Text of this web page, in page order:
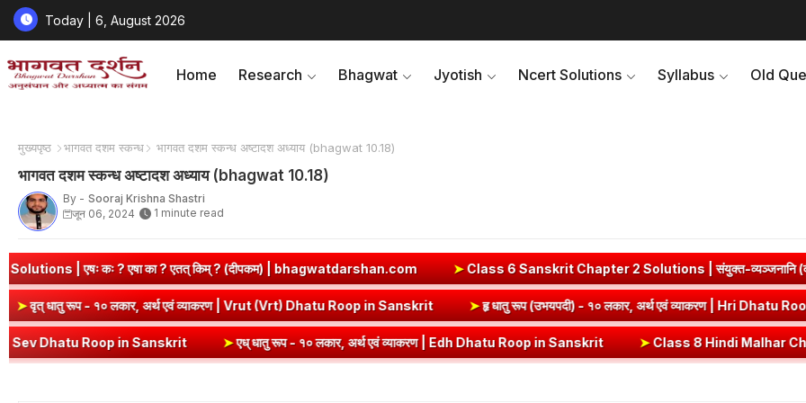
Today | 6, August 2026
Home Research Bhagwat Jyotish Ncert Solutions Syllabus Old
मुख्यपृष्ठ भागवत दशम स्कन्ध भागवत दशम स्कन्ध अष्टादश अध्याय (bhagwat 10.18)
भागवत दशम स्कन्ध अष्टादश अध्याय (bhagwat 10.18)
By - Sooraj Krishna Shastri
जून 06, 2024
1 minute read
का ? एतत् किम् ? (दीपकम) | bhagwatdarshan.com ➤Class 6 Sanskrit Chapter 2 Solutions | संयुक्त-व्यञ्जनानि (दीपकम) |
in Sanskrit ➤वृत् धातु रूप - १० लकार, अर्थ एवं व्याकरण | Vrut (Vrt) Dhatu Roop in Sanskrit ➤हृ धातु रूप (उभयपदी) - १० लकार, अर्थ एवं
in Sanskrit ➤एध् धातु रूप - १० लकार, अर्थ एवं व्याकरण | Edh Dhatu Roop in Sanskrit ➤Class 8 Hindi Malhar Chapter 4 Haridwar |